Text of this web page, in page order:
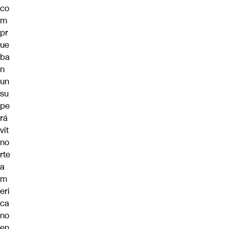
co
m
pr
ue
ba
n
un
su
pe
rá
vit
no
rte
a
m
eri
ca
no